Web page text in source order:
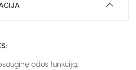
odos funkciją.